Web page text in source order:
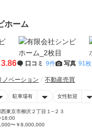
ホーム
3.86 口コミ 9件 写真 91枚
ノベーション 不動産売買
駐車場有 女性歓迎
東京市柳沢２丁目１−２３
18:00
〜￥8,000,000